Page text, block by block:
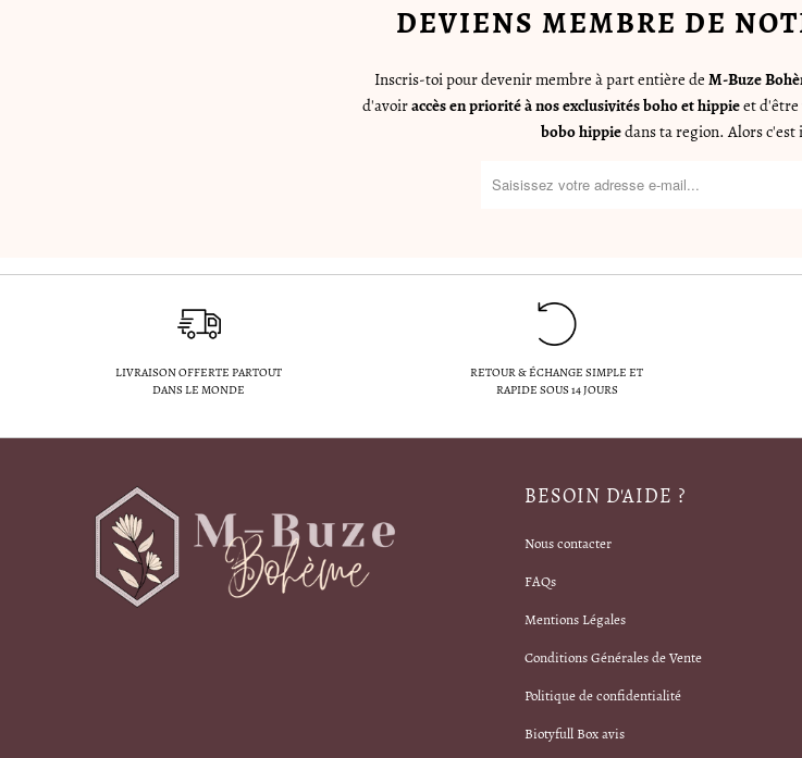
DEVIENS MEMBRE DE
Inscris-toi pour devenir membre à part entière de M-Buze
d'avoiraccès en priorité à nos exclusivités boho et hippieet d'être
bobo hippiedans ta region. Alors c'est
LIVRAISON OFFERTE PARTOUT
DANS LE MONDE
RETOUR & ÉCHANGE SIMPLE ET
RAPIDE SOUS 14 JOURS
BESOIN D'AIDE ?
Nous contacter
FAQs
Mentions Légales
Conditions Générales de Vente
Politique de confidentialité
Biotyfull Box avis